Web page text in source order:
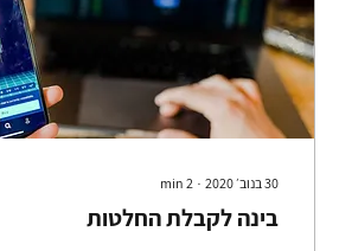
30 בנוב׳ 2020 ∙
2
min
בינה לקבלת החלטות